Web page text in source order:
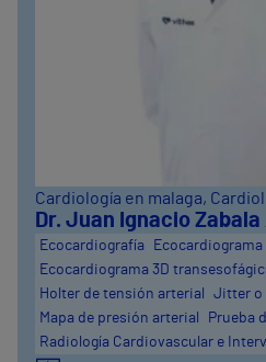
Cardiología en malaga,
Dr. Juan Ignacio
Ecocardiografía
Ecocardiograma 3D
Holter de tensión arterial
Jitter o
Mapa de presión arterial
Prueba
Radiología Cardiovascular e